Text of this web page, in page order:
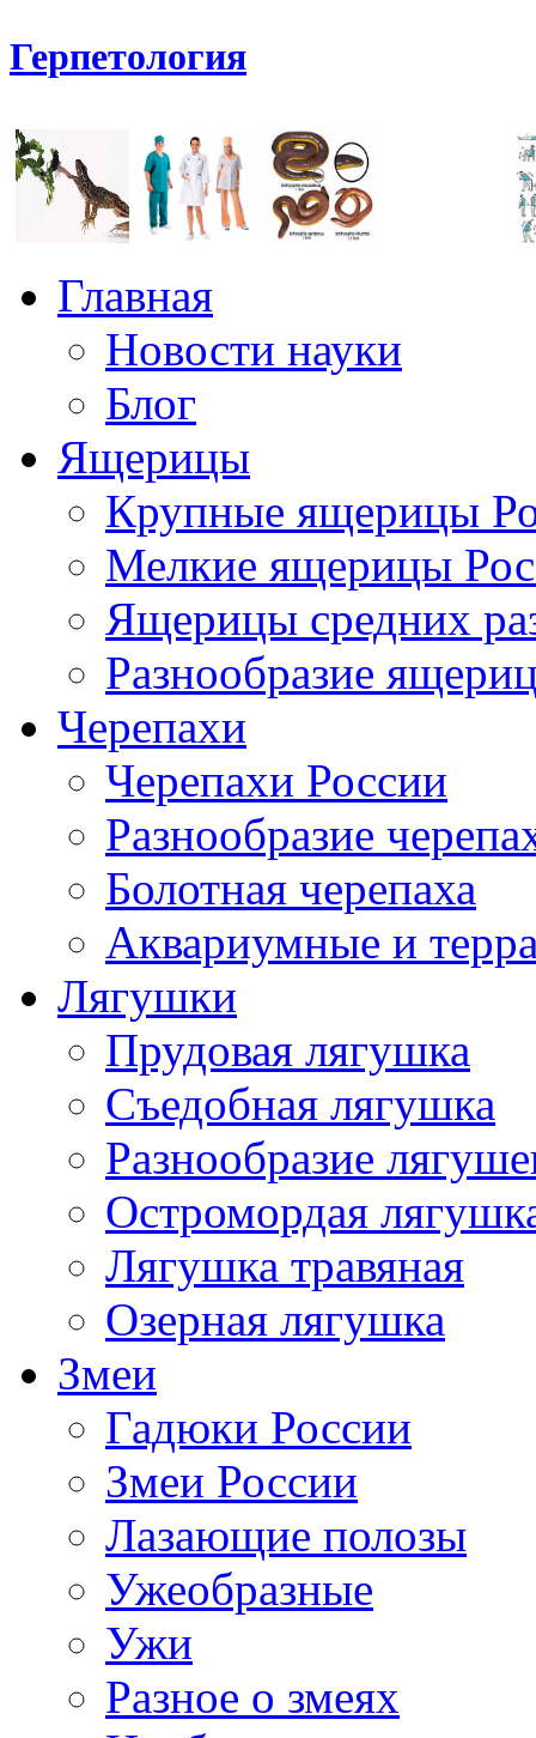
Герпетология
Главная
Новости науки
Блог
Ящерицы
Крупные ящерицы
Мелкие ящерицы
Ящерицы средних
Разнообразие
Черепахи
Черепахи России
Разнообразие
Болотная черепаха
Аквариумные и
Лягушки
Прудовая лягушка
Съедобная лягушка
Разнообразие
Остромордая
Лягушка травяная
Озерная лягушка
Змеи
Гадюки России
Змеи России
Лазающие полозы
Ужеобразные
Ужи
Разное о змеях